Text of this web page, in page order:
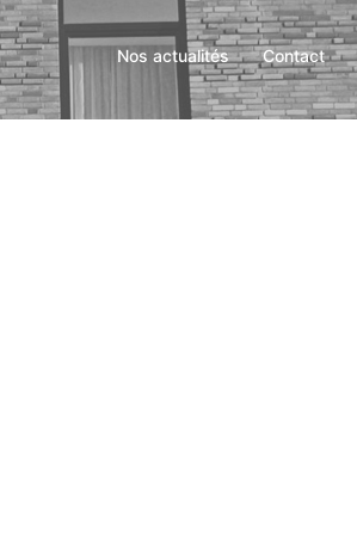
Nos actualités Contact